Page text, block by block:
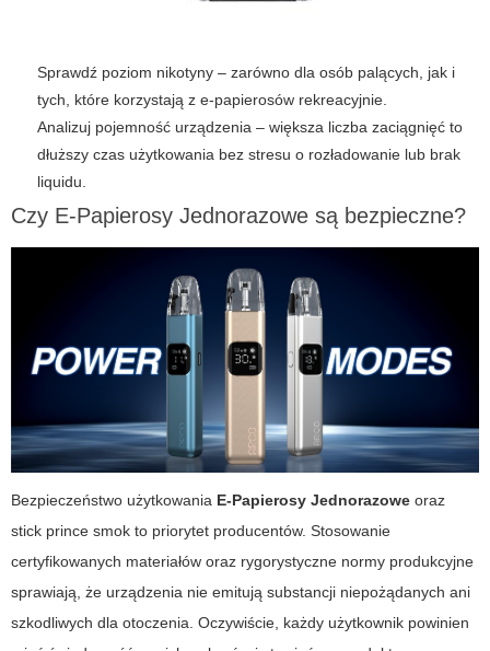
Sprawdź poziom nikotyny – zarówno dla osób palących, jak i
tych, które korzystają z e-papierosów rekreacyjnie.
Analizuj pojemność urządzenia – większa liczba zaciągnięć to
dłuższy czas użytkowania bez stresu o rozładowanie lub brak
liquidu.
Czy E-Papierosy Jednorazowe są bezpieczne?
Bezpieczeństwo użytkowania E-Papierosy Jednorazowe oraz
stick prince smok to priorytet producentów. Stosowanie
certyfikowanych materiałów oraz rygorystyczne normy produkcyjne
sprawiają, że urządzenia nie emitują substancji niepożądanych ani
szkodliwych dla otoczenia. Oczywiście, każdy użytkownik powinien